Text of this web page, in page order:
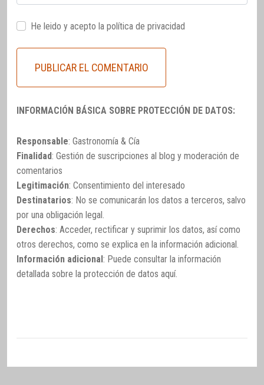
He leido y acepto la política de privacidad
INFORMACIÓN BÁSICA SOBRE PROTECCIÓN DE DATOS:
Responsable: Gastronomía & Cía
Finalidad: Gestión de suscripciones al blog y moderación de
comentarios
Legitimación: Consentimiento del interesado
Destinatarios: No se comunicarán los datos a terceros, salvo
por una obligación legal.
Derechos: Acceder, rectificar y suprimir los datos, así como
otros derechos, como se explica en la información adicional.
Información adicional: Puede consultar la información
detallada sobre la protección de datos aquí.